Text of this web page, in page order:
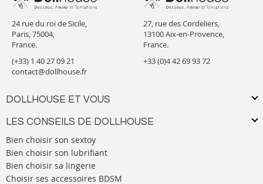
24 rue du roi de Sicile,
Paris, 75004,
France.
(+33) 1 40 27 09 21
contact@dollhouse.fr
DOLLHOUSE ET VOUS
LES CONSEILS DE DOLLHOUSE
Bien choisir son sextoy
Bien choisir son lubrifiant
Bien choisir sa lingerie
Choisir ses accessoires BDSM
27, rue des Cordeliers,
13100 Aix-en-Provence,
France.
+33 (0)4 42 69 93 72